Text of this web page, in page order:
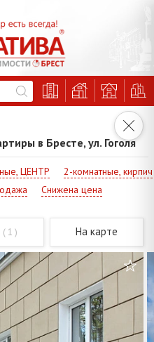
в Бресте, ул. Гоголя
ЦЕНТР
2-комнатные, кирпич
Снижена цена
( 1 ) На карте